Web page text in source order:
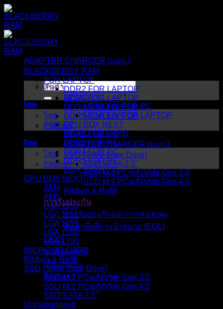
ข้าม
ไป
ยัง
เนื้อหา
สินค้า
MEMORY
MEMORY FOR PC
MEMORY FOR LAPTOP
CPU BOX NEXT
MICRO SD CARD
ADAPTER CHARGER (มอก.)
SSD (Solid State Drive)
SSD SATA 2.5"
SSD M.2 PCIe/NVMe Gen 3.0
SSD M.2 PCIe/NVMe Gen 4.0
Ribbon & Refill
การรับประกัน
การรับประกันและการส่งเคลม
สินค้าที่ยุติการจำหน่าย (EOL)
บล็อก
ลูกค้าองค์กร
เกี่ยวกับเรา
ติดต่อเรา
ค้นหา:
ไทย
ไทย
English
ไทย
ไทย
English
หมวดหมู่สินค้า
ADAPTER CHARGER (มอก.)
BLACKBERRY RAM
FOR LAPTOP
DDR2 FOR LAPTOP
DDR3 FOR LAPTOP
DDR4 FOR LAPTOP
DDR5 FOR LAPTOP
FOR PC
DDR2 FOR PC
DDR3 FOR PC
DDR4 FOR PC
DDR5 FOR PC
DDR5 FOR PC
CPU BOX NEXT
AM4
AM5
LGA 1150
LGA 1151
LGA 1155
LGA 1200
LGA 1700
MICRO SD CARD
Ribbon & Refill
SSD (Solid State Drive)
SSD M.2 PCIe/NVMe Gen 3.0
SSD M.2 PCIe/NVMe Gen 4.0
SSD SATA 2.5"
Uncategorized